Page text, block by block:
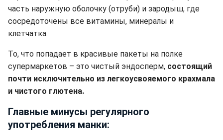
часть наружную оболочку (отруби) и зародыш, где
сосредоточены все витамины, минералы и
клетчатка.
То, что попадает в красивые пакеты на полке
супермаркетов – это чистый эндосперм, состоящий
почти исключительно из легкоусвояемого крахмала
и чистого глютена.
Главные минусы регулярного
употребления манки: